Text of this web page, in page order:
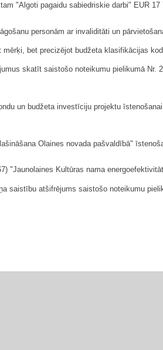
"Algoti pagaidu sabiedriskie darbi" EUR 17
personām ar invaliditāti un
bet precizējot budžeta klasifikācijas
skatīt saistošo noteikumu pielikumā Nr. 2
un budžeta investīciju projektu
Olaines novada pašvaldībā"
"Jaunolaines Kultūras nama
saistību atšifrējums saistošo noteikumu